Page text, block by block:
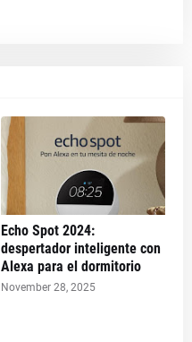
Echo Spot 2024:
despertador inteligente con
Alexa para el dormitorio
November 28, 2025